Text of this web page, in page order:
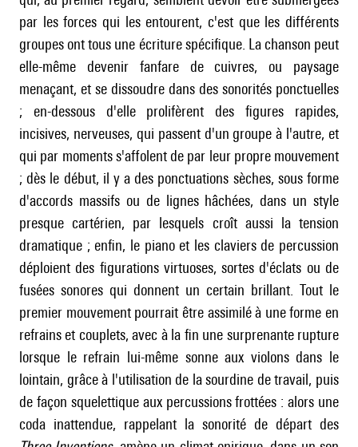
par les forces qui les entourent, c'est que les différents
groupes ont tous une écriture spécifique. La chanson peut
elle-même devenir fanfare de cuivres, ou paysage
menaçant, et se dissoudre dans des sonorités ponctuelles
; en-dessous d'elle prolifèrent des figures rapides,
incisives, nerveuses, qui passent d'un groupe à l'autre, et
qui par moments s'affolent de par leur propre mouvement
; dès le début, il y a des ponctuations sèches, sous forme
d'accords massifs ou de lignes hâchées, dans un style
presque cartérien, par lesquels croît aussi la tension
dramatique ; enfin, le piano et les claviers de percussion
déploient des figurations virtuoses, sortes d'éclats ou de
fusées sonores qui donnent un certain brillant. Tout le
premier mouvement pourrait être assimilé à une forme en
refrains et couplets, avec à la fin une surprenante rupture
lorsque le refrain lui-même sonne aux violons dans le
lointain, grâce à l'utilisation de la sourdine de travail, puis
de façon squelettique aux percussions frottées : alors une
coda inattendue, rappelant la sonorité de départ des